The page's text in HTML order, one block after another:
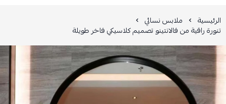
الرئيسية ملابس نسائي
تنورة راقية من فالانتينو تصميم كلاسيكي فاخر طويلة